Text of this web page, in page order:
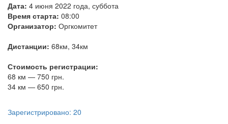
Дата: 4 июня 2022 года, суббота
Время старта: 08:00
Организатор: Оргкомитет
Дистанции: 68км, 34км
Стоимость регистрации:
68 км — 750 грн.
34 км — 650 грн.
Зарегистрировано: 20